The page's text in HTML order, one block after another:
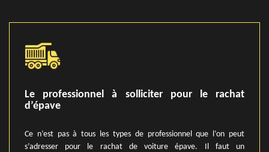
Le professionnel à solliciter pour le rachat
d’épave
Ce n’est pas à tous les types de professionnel que l’on peut
s’adresser pour le rachat de voiture épave. Il faut un